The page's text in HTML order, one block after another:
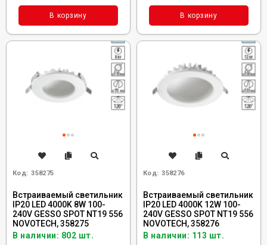
В корзину В корзину
Код: 358275
Встраиваемый светильник
IP20 LED 4000K 8W 100-
240V GESSO SPOT NT19 556
NOVOTECH, 358275
В наличии: 802 шт.
Код: 358276
Встраиваемый светильник
IP20 LED 4000K 12W 100-
240V GESSO SPOT NT19 556
NOVOTECH, 358276
В наличии: 113 шт.